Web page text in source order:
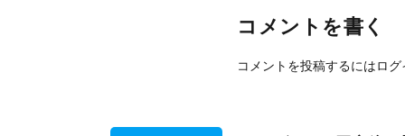
コメントを書く
コメントを投稿するには ログ